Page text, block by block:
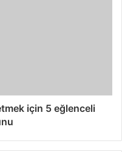
için 5 eğlenceli